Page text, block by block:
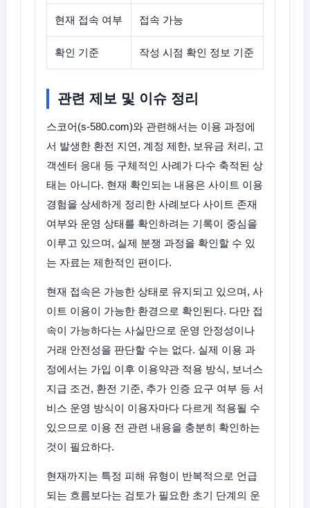
현재 접속 여부 접속 가능
확인 기준 작성 시점 확인 정보 기준
관련 제보 및 이슈 정리
스코어(s-580.com)와 관련해서는 이용 과정에
서 발생한 환전 지연, 계정 제한, 보유금 처리, 고
객센터 응대 등 구체적인 사례가 다수 축적된 상
태는 아니다. 현재 확인되는 내용은 사이트 이용
경험을 상세하게 정리한 사례보다 사이트 존재
여부와 운영 상태를 확인하려는 기록이 중심을
이루고 있으며, 실제 분쟁 과정을 확인할 수 있
는 자료는 제한적인 편이다.
현재 접속은 가능한 상태로 유지되고 있으며, 사
이트 이용이 가능한 환경으로 확인된다. 다만 접
속이 가능하다는 사실만으로 운영 안정성이나
거래 안전성을 판단할 수는 없다. 실제 이용 과
정에서는 가입 이후 이용약관 적용 방식, 보너스
지급 조건, 환전 기준, 추가 인증 요구 여부 등 서
비스 운영 방식이 이용자마다 다르게 적용될 수
있으므로 이용 전 관련 내용을 충분히 확인하는
것이 필요하다.
현재까지는 특정 피해 유형이 반복적으로 언급
되는 흐름보다는 검토가 필요한 초기 단계의 운